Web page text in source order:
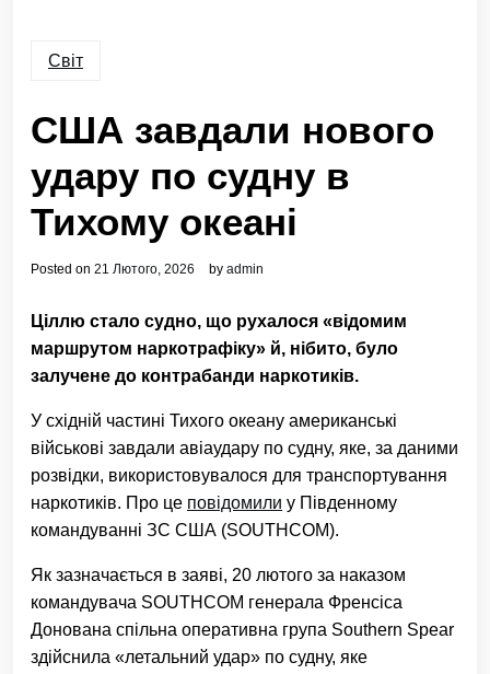
Світ
США завдали нового
удару по судну в
Тихому океані
Posted on 21 Лютого, 2026 by admin
Ціллю стало судно, що рухалося «відомим
маршрутом наркотрафіку» й, нібито, було
залучене до контрабанди наркотиків.
У східній частині Тихого океану американські
військові завдали авіаудару по судну, яке, за даними
розвідки, використовувалося для транспортування
наркотиків. Про це повідомили у Південному
командуванні ЗС США (SOUTHCOM).
Як зазначається в заяві, 20 лютого за наказом
командувача SOUTHCOM генерала Френсіса
Донована спільна оперативна група Southern Spear
здійснила «летальний удар» по судну, яке